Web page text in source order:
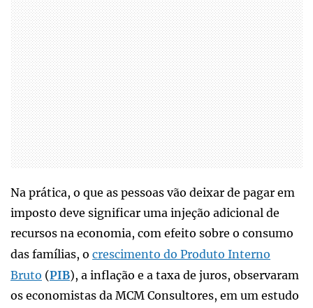
Na prática, o que as pessoas vão deixar de pagar em
imposto deve significar uma injeção adicional de
recursos na economia, com efeito sobre o consumo
das famílias, o crescimento do Produto Interno
Bruto (PIB), a inflação e a taxa de juros, observaram
os economistas da MCM Consultores, em um estudo